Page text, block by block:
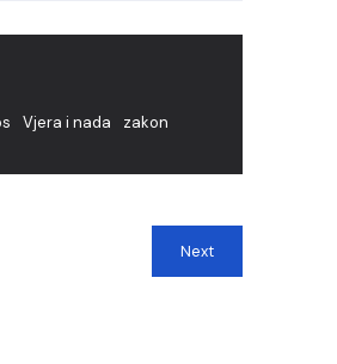
Vjera i nada zakon
Next